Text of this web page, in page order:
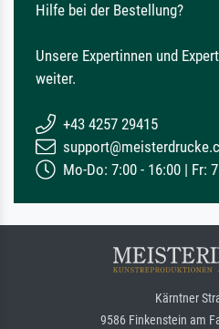
Hilfe bei der Bestellung?
Unsere Expertinnen und
weiter.
+43 4257 29415
Mo-Do: 7:00 - 16:00 | Fr:
Kärntner
9586 Finkenstein am